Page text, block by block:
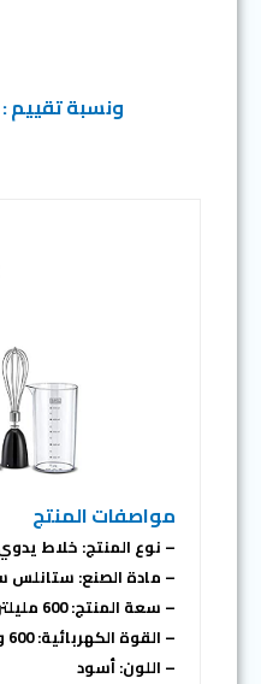
ونسبة تقييم :
مواصفات المنتج
– نوع المنتج: خلاط
– مادة الصنع: ستانلس
– سعة المنتج: 600 مليلتر
– القوة الكهربائية: 600 واط
– اللون: أسود